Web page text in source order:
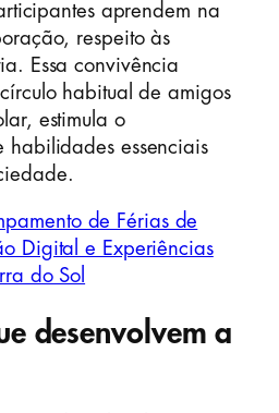
aprendem na
respeito às
Essa convivência
habitual de amigos
estimula o
habilidades essenciais
de Férias de
Digital e Experiências
do Sol
desenvolvem a